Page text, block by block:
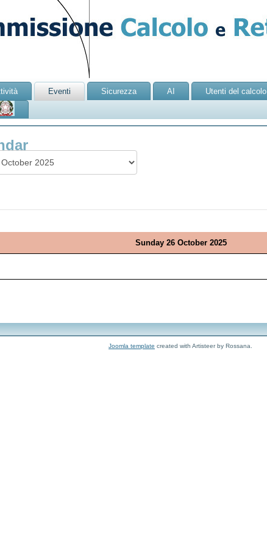
Eventi Sicurezza AI Utenti del calcolo
Sunday 26 October 2025
Joomla template created with Artisteer by Rossana.